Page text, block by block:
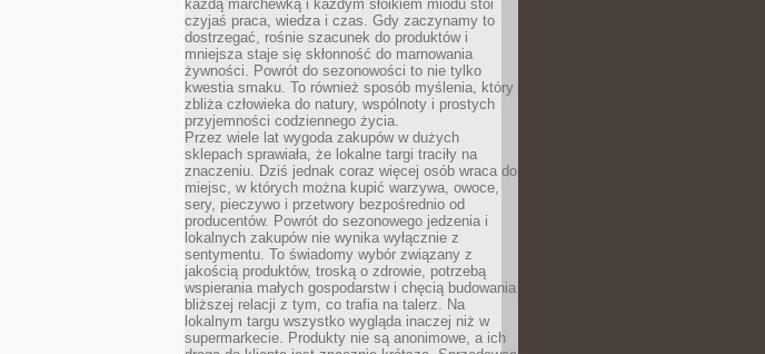
każdą marchewką i każdym słoikiem miodu stoi
czyjaś praca, wiedza i czas. Gdy zaczynamy to
dostrzegać, rośnie szacunek do produktów i
mniejsza staje się skłonność do marnowania
żywności. Powrót do sezonowości to nie tylko
kwestia smaku. To również sposób myślenia, który
zbliża człowieka do natury, wspólnoty i prostych
przyjemności codziennego życia.
Przez wiele lat wygoda zakupów w dużych
sklepach sprawiała, że lokalne targi traciły na
znaczeniu. Dziś jednak coraz więcej osób wraca do
miejsc, w których można kupić warzywa, owoce,
sery, pieczywo i przetwory bezpośrednio od
producentów. Powrót do sezonowego jedzenia i
lokalnych zakupów nie wynika wyłącznie z
sentymentu. To świadomy wybór związany z
jakością produktów, troską o zdrowie, potrzebą
wspierania małych gospodarstw i chęcią budowania
bliższej relacji z tym, co trafia na talerz. Na
lokalnym targu wszystko wygląda inaczej niż w
supermarkecie. Produkty nie są anonimowe, a ich